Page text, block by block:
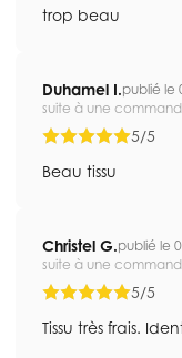
trop beau
Duhamel I.publié le
suite à une
5/5
Beau tissu
Christel G.publié le
suite à une
5/5
Tissu très frais.